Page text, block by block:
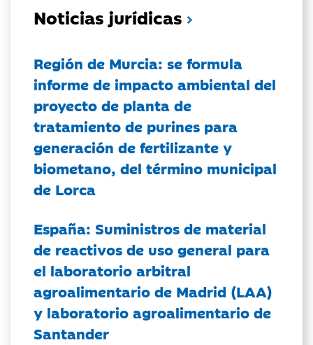
Noticias jurídicas
Región de Murcia: se formula
informe de impacto ambiental del
proyecto de planta de
tratamiento de purines para
generación de fertilizante y
biometano, del término municipal
de Lorca
España: Suministros de material
de reactivos de uso general para
el laboratorio arbitral
agroalimentario de Madrid (LAA)
y laboratorio agroalimentario de
Santander